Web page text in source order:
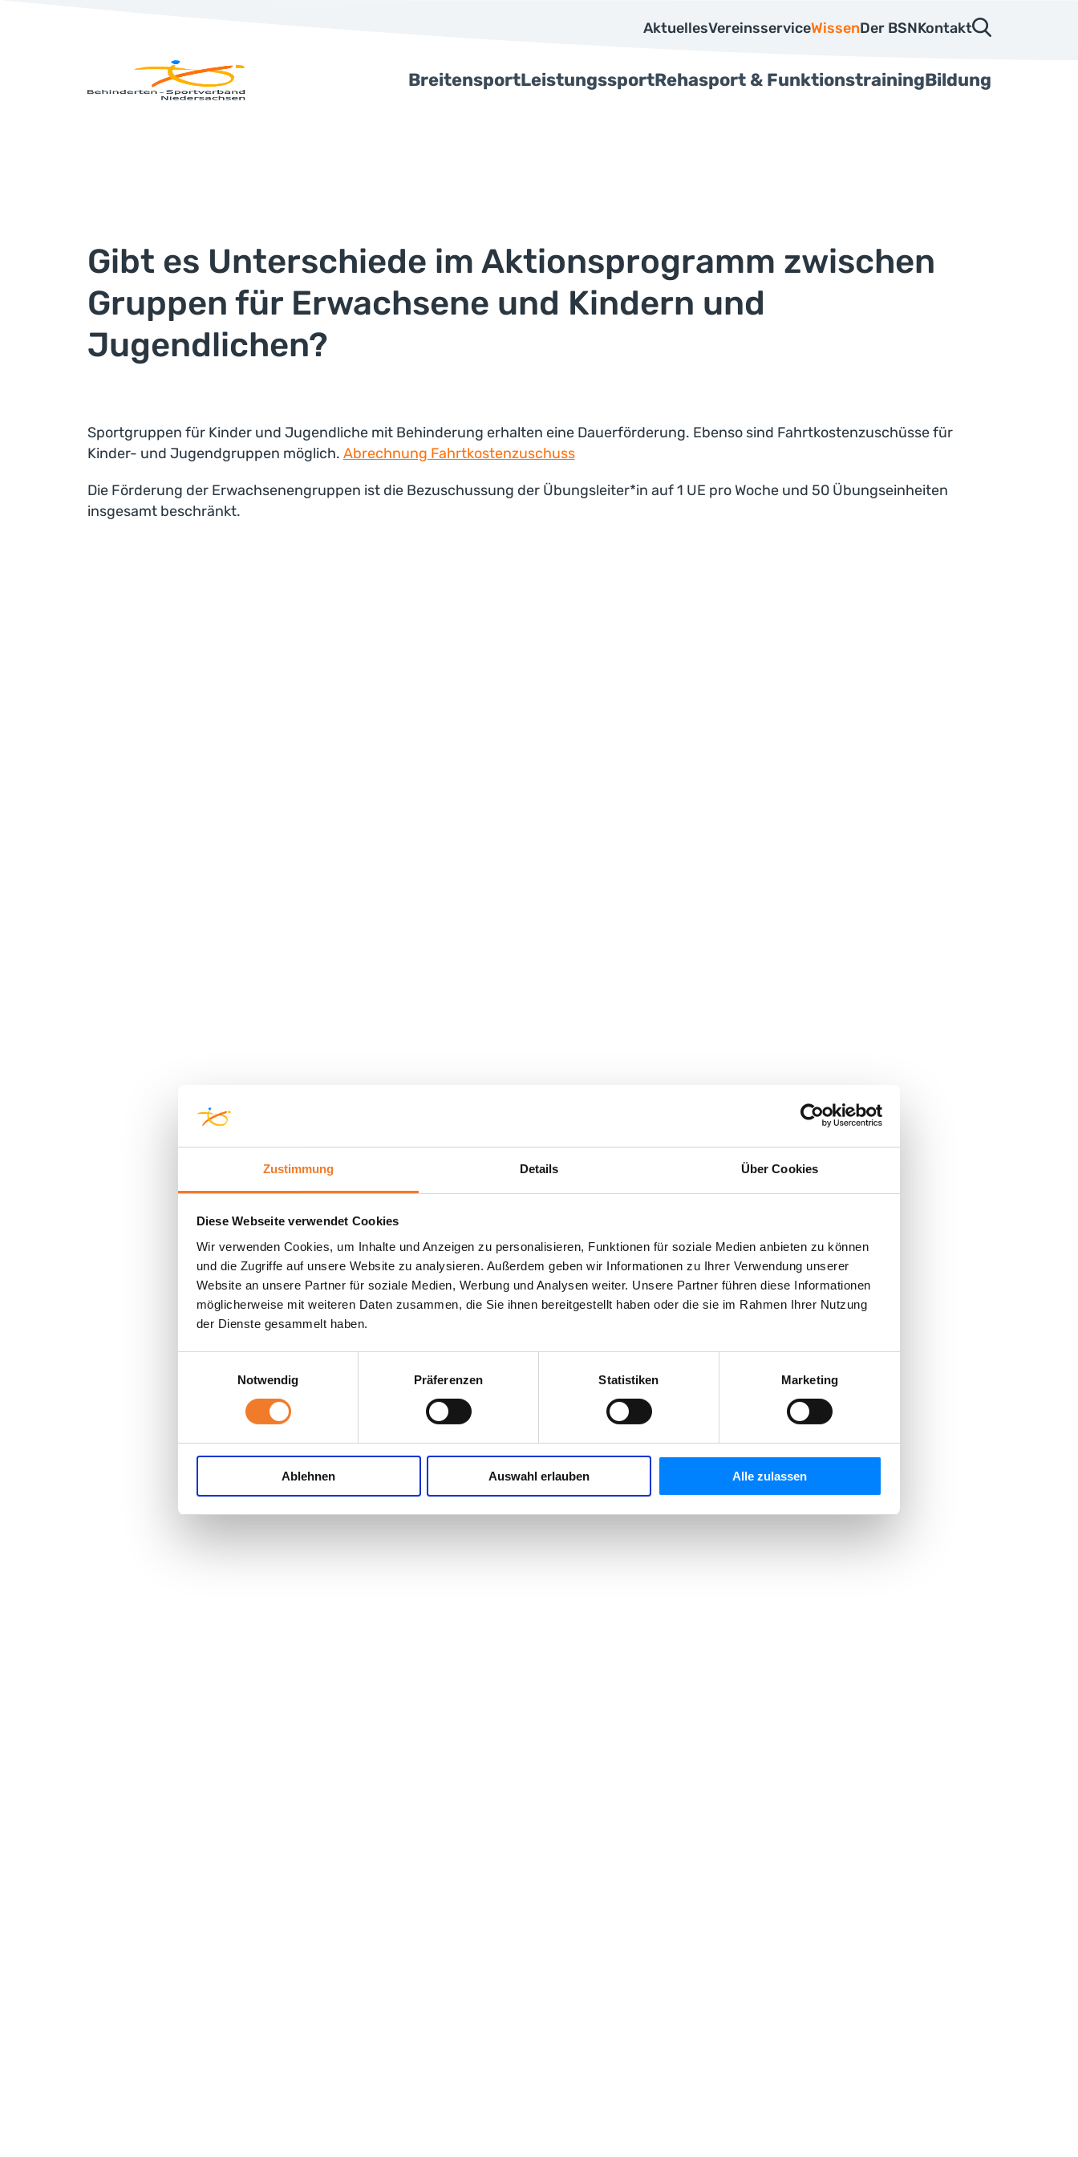
Zustimmung Details Über Cookies
Diese Webseite verwendet Cookies
Wir verwenden Cookies, um Inhalte und Anzeigen zu personalisieren, Funktionen für soziale Medien anbieten zu können
und die Zugriffe auf unsere Website zu analysieren. Außerdem geben wir Informationen zu Ihrer Verwendung unserer
Website an unsere Partner für soziale Medien, Werbung und Analysen weiter. Unsere Partner führen diese Informationen
möglicherweise mit weiteren Daten zusammen, die Sie ihnen bereitgestellt haben oder die sie im Rahmen Ihrer Nutzung
der Dienste gesammelt haben.
Notwendig
Präferenzen Statistiken Marketing
Ablehnen Auswahl erlauben Alle zulassen
AktuellesVereinsserviceWissenDer BSNKontakt
BreitensportLeistungssportRehasport & FunktionstrainingBildung
Gibt es Unterschiede im Aktionsprogramm zwischen
Gruppen für Erwachsene und Kindern und
Jugendlichen?
Sportgruppen für Kinder und Jugendliche mit Behinderung erhalten eine Dauerförderung. Ebenso sind Fahrtkostenzuschüsse für
Kinder- und Jugendgruppen möglich. Abrechnung Fahrtkostenzuschuss
Die Förderung der Erwachsenengruppen ist die Bezuschussung der Übungsleiter*in auf 1 UE pro Woche und 50 Übungseinheiten
insgesamt beschränkt.